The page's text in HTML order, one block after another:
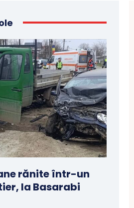
rănite într-un
la Basarabi